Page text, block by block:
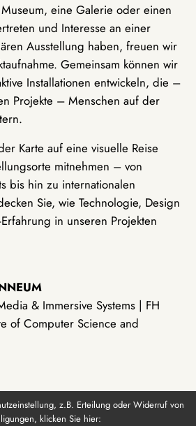
eine Galerie oder einen
und Interesse an einer
Ausstellung haben, freuen wir
Gemeinsam können wir
Installationen entwickeln, die –
Projekte – Menschen auf der
Karte auf eine visuelle Reise
mitnehmen – von
bis hin zu internationalen
Sie, wie Technologie, Design
in unseren Projekten
& Immersive Systems | FH
of Computer Science and
z.B. Erteilung oder Widerruf von
klicken Sie hier: